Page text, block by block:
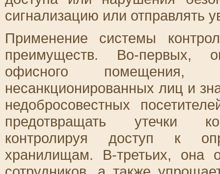
сигнализацию или отправлять
Применение системы
преимуществ. Во-первых,
офисного помещения,
несанкционированных лиц и
недобросовестных
предотвращать утечки
контролируя доступ к
хранилищам. В-третьих, она